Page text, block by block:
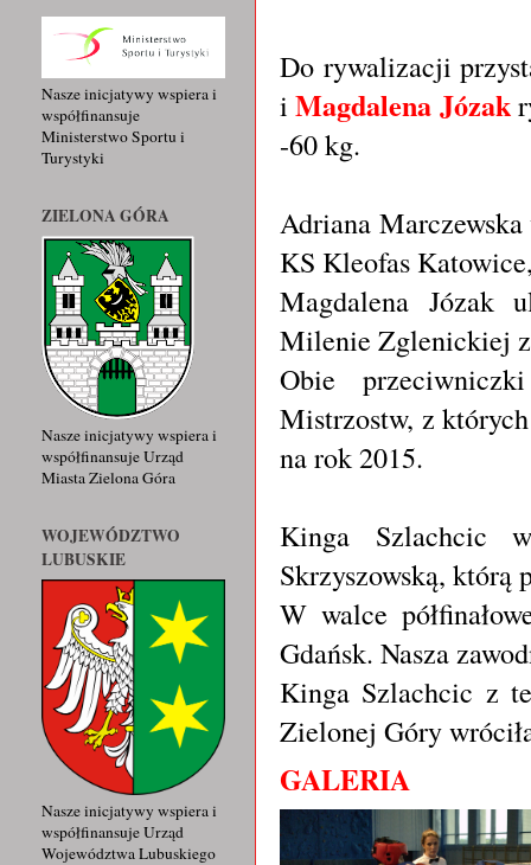
Do rywalizacji
iMagdalena Józak
-60 kg.
Adriana
KS Kleofas
Magdalena Józak
Milenie Zglenickiej
Obie
Mistrzostw, z
na rok 2015.
Kinga Szlachcic
Skrzyszowską, którą
W walce
Gdańsk. Nasza
Kinga Szlachcic z
Zielonej Góry
GALERIA
Nasze inicjatywy wspiera i
współfinansuje
Ministerstwo Sportu i
Turystyki
ZIELONA GÓRA
Nasze inicjatywy wspiera i
współfinansuje Urząd
Miasta Zielona Góra
WOJEWÓDZTWO
LUBUSKIE
Nasze inicjatywy wspiera i
współfinansuje Urząd
Województwa Lubuskiego